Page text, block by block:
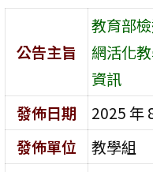
公告主旨
教育部
網活化
資訊
發佈日期
2025 年
發佈單位
教學組